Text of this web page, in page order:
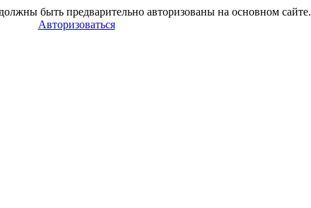
быть предварительно авторизованы на основном сайте.
Авторизоваться